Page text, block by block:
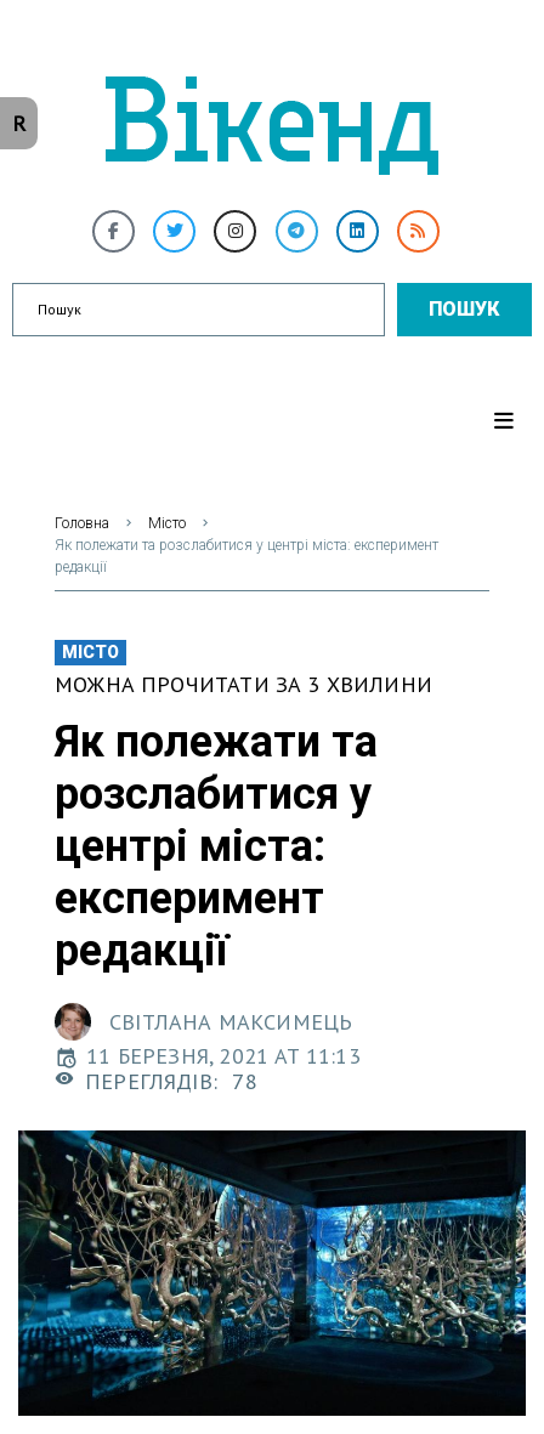
ПОШУК
Головна
Місто
Як полежати та розслабитися у центрі міста: експеримент
редакції
МІСТО
МОЖНА ПРОЧИТАТИ ЗА 3 ХВИЛИНИ
Як полежати та
розслабитися у
центрі міста:
експеримент
редакції
СВІТЛАНА МАКСИМЕЦЬ
11 БЕРЕЗНЯ, 2021 AT 11:13
ПЕРЕГЛЯДІВ: 78
R